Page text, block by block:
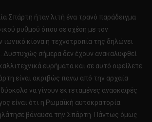
Σπάρτη ήταν λιτή ένα τρανό παράδειγμα
ρυθμού όπου σε σχέση με τον
ιωνικό κίονα η τεχνοτροπία της δηλώνει
Δυστυχώς σήμερα δεν έχουν ανακαλυφθεί
ευρήματα και σε αυτό οφείλετε
είναι ακριβώς πάνω από την αρχαία
δύσκολο να γίνουν εκτεταμένες ανασκαφές
είναι ότι η Ρωμαϊκή αυτοκρατορία
βάναυσα την Σπάρτη. Πάντως όμως